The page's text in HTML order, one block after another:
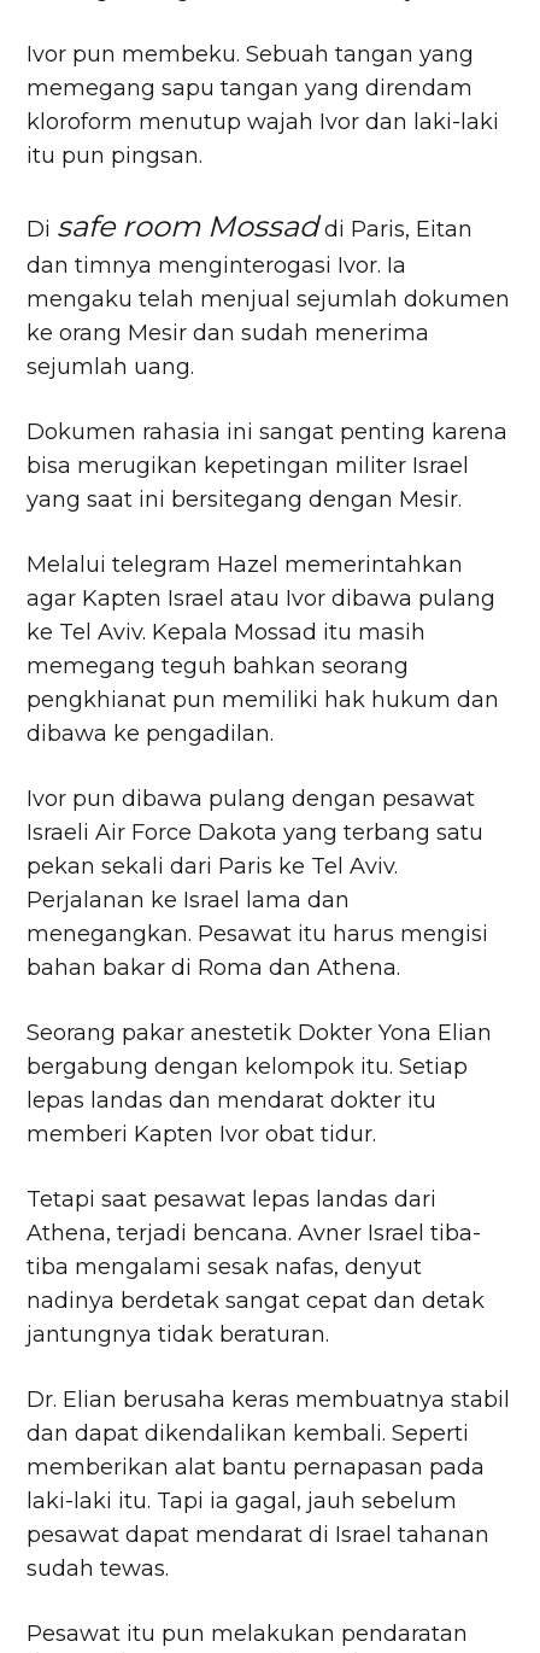
Ivor pun membeku. Sebuah tangan yang
memegang sapu tangan yang direndam
kloroform menutup wajah Ivor dan laki-laki
itu pun pingsan.
Di safe room Mossaddi Paris, Eitan
dan timnya menginterogasi Ivor. Ia
mengaku telah menjual sejumlah dokumen
ke orang Mesir dan sudah menerima
sejumlah uang.
Dokumen rahasia ini sangat penting karena
bisa merugikan kepetingan militer Israel
yang saat ini bersitegang dengan Mesir.
Melalui telegram Hazel memerintahkan
agar Kapten Israel atau Ivor dibawa pulang
ke Tel Aviv. Kepala Mossad itu masih
memegang teguh bahkan seorang
pengkhianat pun memiliki hak hukum dan
dibawa ke pengadilan.
Ivor pun dibawa pulang dengan pesawat
Israeli Air Force Dakota yang terbang satu
pekan sekali dari Paris ke Tel Aviv.
Perjalanan ke Israel lama dan
menegangkan. Pesawat itu harus mengisi
bahan bakar di Roma dan Athena.
Seorang pakar anestetik Dokter Yona Elian
bergabung dengan kelompok itu. Setiap
lepas landas dan mendarat dokter itu
memberi Kapten Ivor obat tidur.
Tetapi saat pesawat lepas landas dari
Athena, terjadi bencana. Avner Israel tiba-
tiba mengalami sesak nafas, denyut
nadinya berdetak sangat cepat dan detak
jantungnya tidak beraturan.
Dr. Elian berusaha keras membuatnya stabil
dan dapat dikendalikan kembali. Seperti
memberikan alat bantu pernapasan pada
laki-laki itu. Tapi ia gagal, jauh sebelum
pesawat dapat mendarat di Israel tahanan
sudah tewas.
Pesawat itu pun melakukan pendaratan